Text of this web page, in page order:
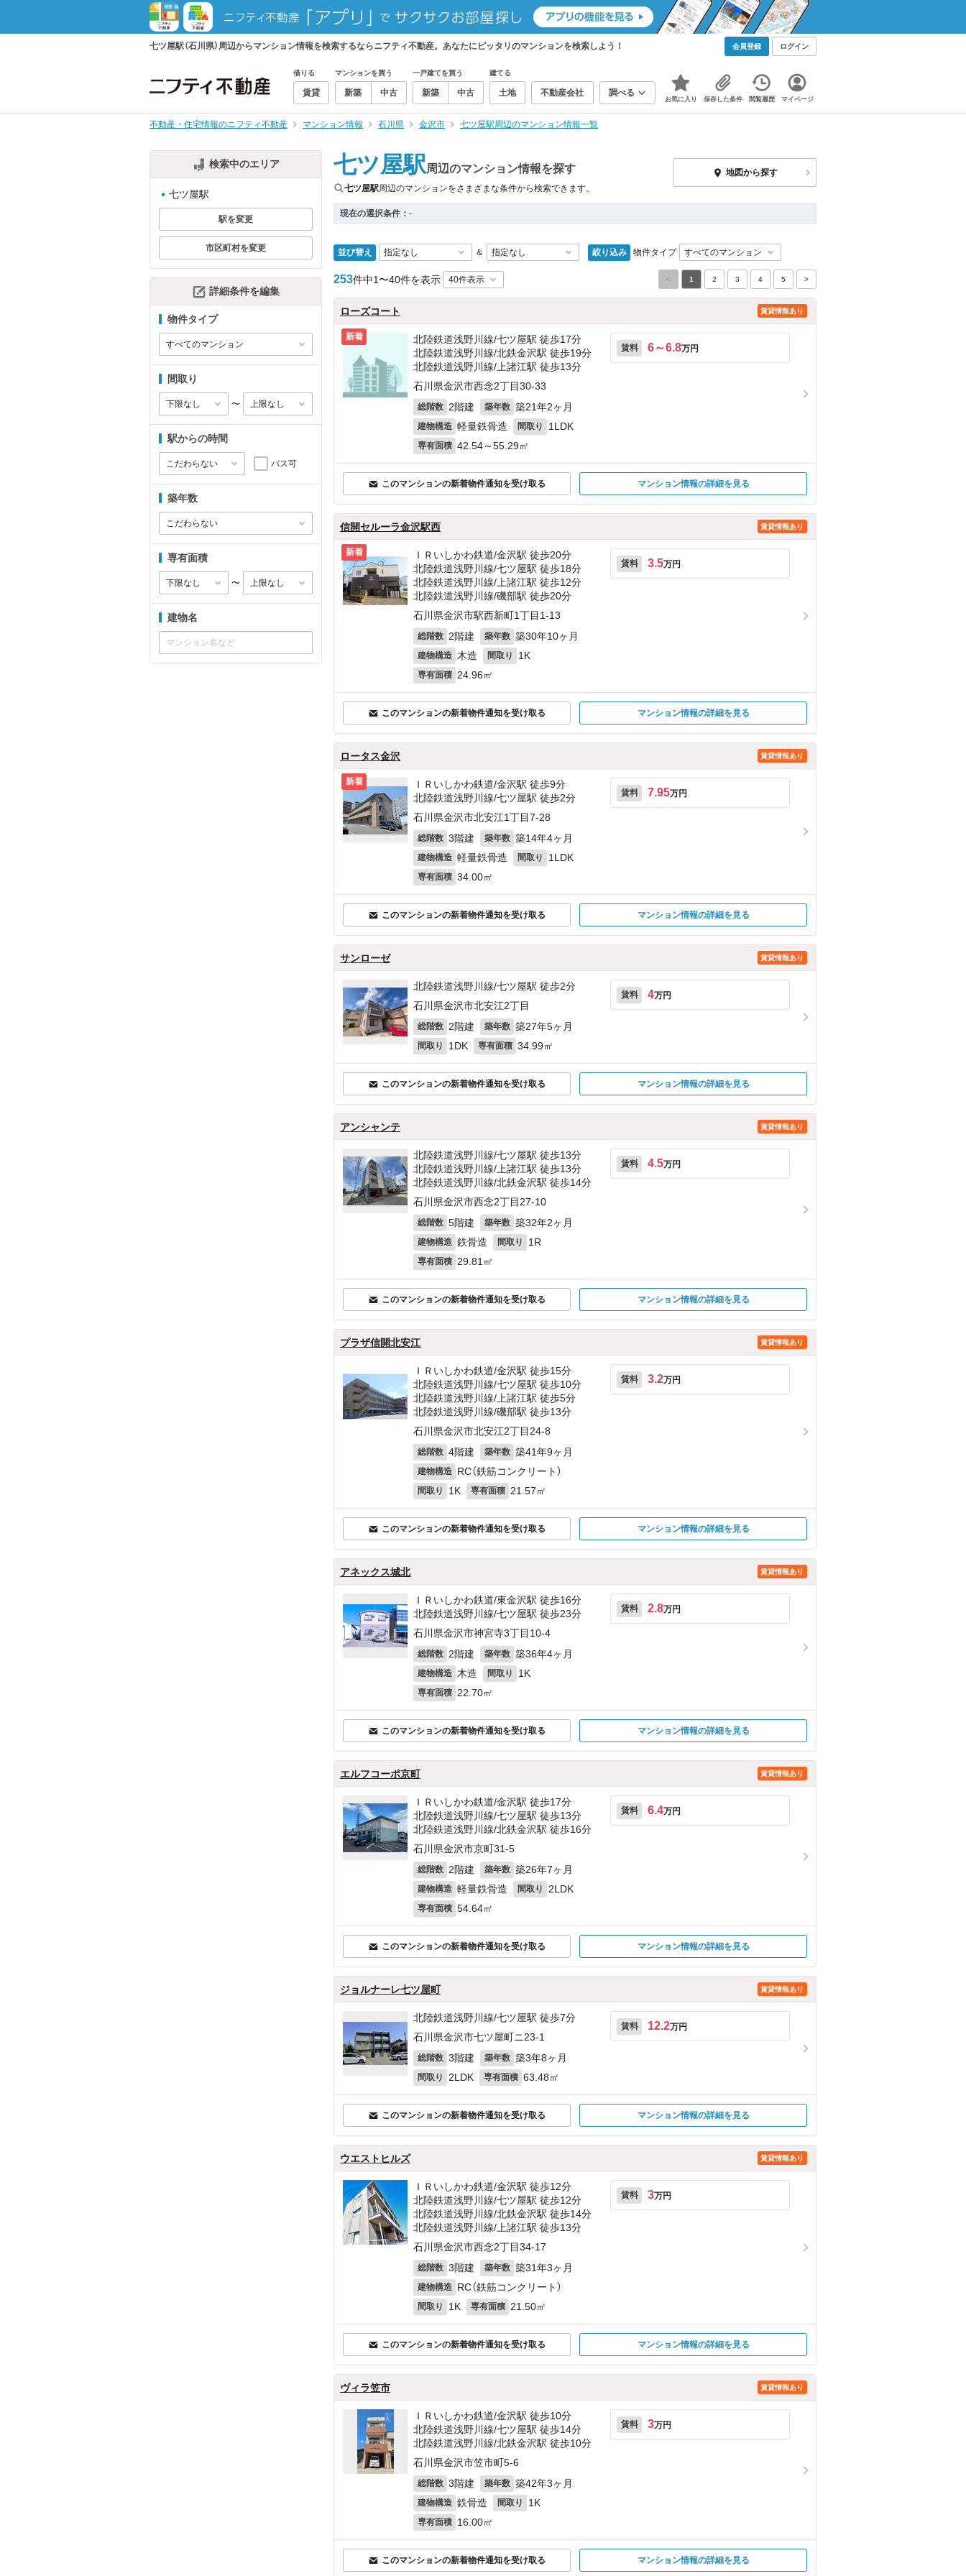
七ツ屋駅（石川県）周辺からマンション情報を検索するならニフティ不動産。あなたにピッタリのマンションを検索しよう！ 会員登録 ログイン
借りる
賃貸
マンションを買う
新築 中古
一戸建てを買う
新築 中古
建てる
土地 不動産会社 調べる
お気に入り 保存した条件 閲覧履歴 マイページ
不動産・住宅情報のニフティ不動産 マンション情報 石川県 金沢市 七ツ屋駅周辺のマンション情報一覧
検索中のエリア
七ツ屋駅
駅を変更
市区町村を変更
詳細条件を編集
物件タイプ
間取り
〜
駅からの時間
バス可
築年数
専有面積
〜
建物名
七ツ屋駅周辺のマンション情報を探す
七ツ屋駅周辺のマンションをさまざまな条件から検索できます。
地図から探す
現在の選択条件： -
並び替え ＆ 絞り込み 物件タイプ
253件中1〜40件を表示 < 1 2 3 4 5 >
ローズコート 賃貸情報あり
新着
北陸鉄道浅野川線/七ツ屋駅 徒歩17分
北陸鉄道浅野川線/北鉄金沢駅 徒歩19分
北陸鉄道浅野川線/上諸江駅 徒歩13分
石川県金沢市西念2丁目30-33
総階数 2階建 築年数 築21年2ヶ月
建物構造 軽量鉄骨造 間取り 1LDK
専有面積 42.54～55.29㎡
賃料 6～6.8万円
このマンションの新着物件通知を受け取る マンション情報の詳細を見る
信開セルーラ金沢駅西 賃貸情報あり
新着
ＩＲいしかわ鉄道/金沢駅 徒歩20分
北陸鉄道浅野川線/七ツ屋駅 徒歩18分
北陸鉄道浅野川線/上諸江駅 徒歩12分
北陸鉄道浅野川線/磯部駅 徒歩20分
石川県金沢市駅西新町1丁目1-13
総階数 2階建 築年数 築30年10ヶ月
建物構造 木造 間取り 1K
専有面積 24.96㎡
賃料 3.5万円
このマンションの新着物件通知を受け取る マンション情報の詳細を見る
ロータス金沢 賃貸情報あり
新着
ＩＲいしかわ鉄道/金沢駅 徒歩9分
北陸鉄道浅野川線/七ツ屋駅 徒歩2分
石川県金沢市北安江1丁目7-28
総階数 3階建 築年数 築14年4ヶ月
建物構造 軽量鉄骨造 間取り 1LDK
専有面積 34.00㎡
賃料 7.95万円
このマンションの新着物件通知を受け取る マンション情報の詳細を見る
サンローゼ 賃貸情報あり
北陸鉄道浅野川線/七ツ屋駅 徒歩2分
石川県金沢市北安江2丁目
総階数 2階建 築年数 築27年5ヶ月
間取り 1DK 専有面積 34.99㎡
賃料 4万円
このマンションの新着物件通知を受け取る マンション情報の詳細を見る
アンシャンテ 賃貸情報あり
北陸鉄道浅野川線/七ツ屋駅 徒歩13分
北陸鉄道浅野川線/上諸江駅 徒歩13分
北陸鉄道浅野川線/北鉄金沢駅 徒歩14分
石川県金沢市西念2丁目27-10
総階数 5階建 築年数 築32年2ヶ月
建物構造 鉄骨造 間取り 1R
専有面積 29.81㎡
賃料 4.5万円
このマンションの新着物件通知を受け取る マンション情報の詳細を見る
プラザ信開北安江 賃貸情報あり
ＩＲいしかわ鉄道/金沢駅 徒歩15分
北陸鉄道浅野川線/七ツ屋駅 徒歩10分
北陸鉄道浅野川線/上諸江駅 徒歩5分
北陸鉄道浅野川線/磯部駅 徒歩13分
石川県金沢市北安江2丁目24-8
総階数 4階建 築年数 築41年9ヶ月
建物構造 RC（鉄筋コンクリート）
間取り 1K 専有面積 21.57㎡
賃料 3.2万円
このマンションの新着物件通知を受け取る マンション情報の詳細を見る
アネックス城北 賃貸情報あり
ＩＲいしかわ鉄道/東金沢駅 徒歩16分
北陸鉄道浅野川線/七ツ屋駅 徒歩23分
石川県金沢市神宮寺3丁目10-4
総階数 2階建 築年数 築36年4ヶ月
建物構造 木造 間取り 1K
専有面積 22.70㎡
賃料 2.8万円
このマンションの新着物件通知を受け取る マンション情報の詳細を見る
エルフコーポ京町 賃貸情報あり
ＩＲいしかわ鉄道/金沢駅 徒歩17分
北陸鉄道浅野川線/七ツ屋駅 徒歩13分
北陸鉄道浅野川線/北鉄金沢駅 徒歩16分
石川県金沢市京町31-5
総階数 2階建 築年数 築26年7ヶ月
建物構造 軽量鉄骨造 間取り 2LDK
専有面積 54.64㎡
賃料 6.4万円
このマンションの新着物件通知を受け取る マンション情報の詳細を見る
ジョルナーレ七ツ屋町 賃貸情報あり
北陸鉄道浅野川線/七ツ屋駅 徒歩7分
石川県金沢市七ツ屋町ニ23‐1
総階数 3階建 築年数 築3年8ヶ月
間取り 2LDK 専有面積 63.48㎡
賃料 12.2万円
このマンションの新着物件通知を受け取る マンション情報の詳細を見る
ウエストヒルズ 賃貸情報あり
ＩＲいしかわ鉄道/金沢駅 徒歩12分
北陸鉄道浅野川線/七ツ屋駅 徒歩12分
北陸鉄道浅野川線/北鉄金沢駅 徒歩14分
北陸鉄道浅野川線/上諸江駅 徒歩13分
石川県金沢市西念2丁目34-17
総階数 3階建 築年数 築31年3ヶ月
建物構造 RC（鉄筋コンクリート）
間取り 1K 専有面積 21.50㎡
賃料 3万円
このマンションの新着物件通知を受け取る マンション情報の詳細を見る
ヴィラ笠市 賃貸情報あり
ＩＲいしかわ鉄道/金沢駅 徒歩10分
北陸鉄道浅野川線/七ツ屋駅 徒歩14分
北陸鉄道浅野川線/北鉄金沢駅 徒歩10分
石川県金沢市笠市町5-6
総階数 3階建 築年数 築42年3ヶ月
建物構造 鉄骨造 間取り 1K
専有面積 16.00㎡
賃料 3万円
このマンションの新着物件通知を受け取る マンション情報の詳細を見る